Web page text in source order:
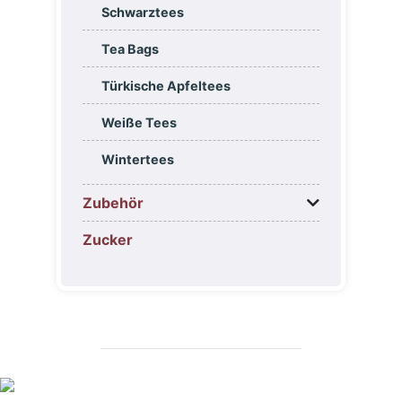
Schwarztees
Tea Bags
Türkische Apfeltees
Weiße Tees
Wintertees
Zubehör
Zucker